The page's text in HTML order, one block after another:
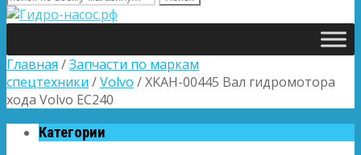
Главная /Запчасти по маркам
спецтехники /Volvo / XKAH-00445 Вал гидромотора
хода Volvo EC240
Категории